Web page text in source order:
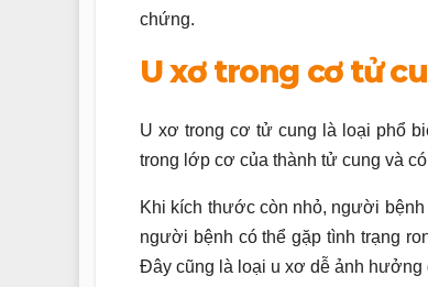
chứng.
U xơ trong cơ tử
U xơ trong cơ tử cung là loại phổ
trong lớp cơ của thành tử cung và
Khi kích thước còn nhỏ, người
người bệnh có thể gặp tình trạng
Đây cũng là loại u xơ dễ ảnh hưởng